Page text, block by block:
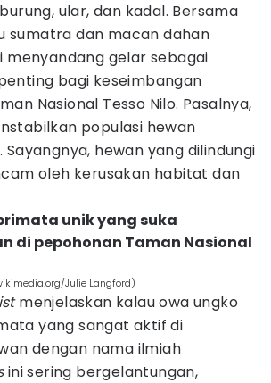
ular, dan kadal. Bersama
sumatra dan macan dahan
menyandang gelar sebagai
bagi keseimbangan
Nasional Tesso Nilo. Pasalnya,
populasi hewan
hewan yang dilindungi
oleh kerusakan habitat dan
unik yang suka
di pepohonan Taman Nasional
Julie Langford)
menjelaskan kalau owa ungko
yang sangat aktif di
dengan nama ilmiah
ini sering bergelantungan,